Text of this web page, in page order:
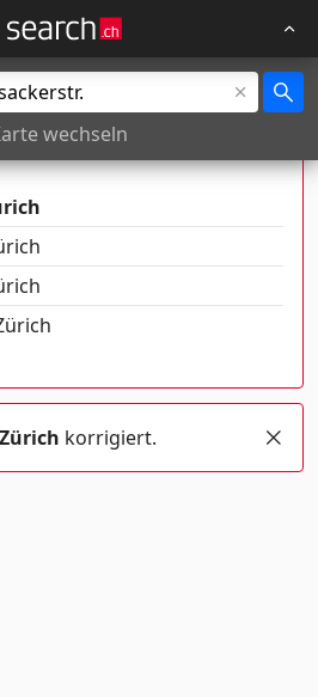
wechseln
mit diesem
Zürich korrigiert.